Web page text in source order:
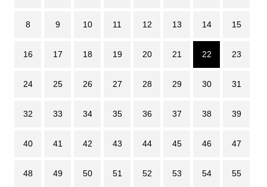
8 9 10 11 12 13 14 15
16 17 18 19 20 21 22 23
24 25 26 27 28 29 30 31
32 33 34 35 36 37 38 39
40 41 42 43 44 45 46 47
48 49 50 51 52 53 54 55